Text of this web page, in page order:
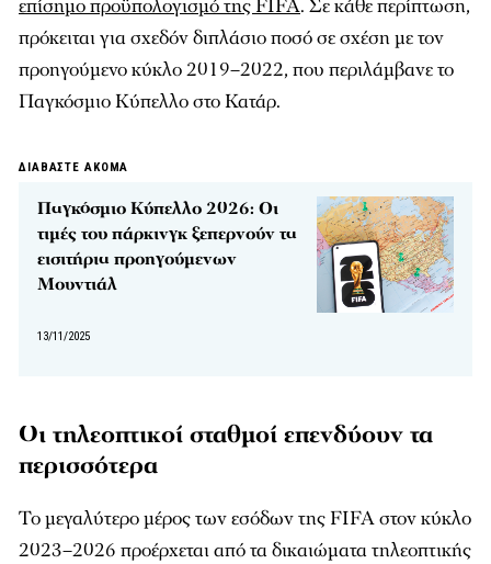
επίσημο προϋπολογισμό της FIFA. Σε κάθε περίπτωση,
πρόκειται για σχεδόν διπλάσιο ποσό σε σχέση με τον
προηγούμενο κύκλο 2019–2022, που περιλάμβανε το
Παγκόσμιο Κύπελλο στο Κατάρ.
ΔΙΑΒΑΣΤΕ ΑΚΟΜΑ
Παγκόσμιο Κύπελλο 2026: Οι
τιμές του πάρκινγκ ξεπερνούν τα
εισιτήρια προηγούμενων
Μουντιάλ
13/11/2025
Οι τηλεοπτικοί σταθμοί επενδύουν τα
περισσότερα
Το μεγαλύτερο μέρος των εσόδων της FIFA στον κύκλο
2023–2026 προέρχεται από τα δικαιώματα τηλεοπτικής